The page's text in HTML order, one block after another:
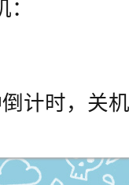
计时，关